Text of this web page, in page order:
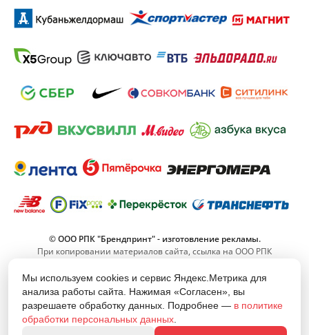
© ООО РПК "Брендпринт" - изготовление рекламы.
При копировании материалов сайта, ссылка на ООО РПК
8 (800) 555-11-42
(Звонок по РФ бесплатный)
info@brand-print.ru
Мы используем cookies и сервис Яндекс.Метрика для
анализа работы сайта. Нажимая «Согласен», вы
разрешаете обработку данных. Подробнее — в политике
обработки персональных данных